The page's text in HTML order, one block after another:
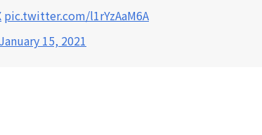
pic.twitter.com/l1rYzAaM6A
January 15, 2021